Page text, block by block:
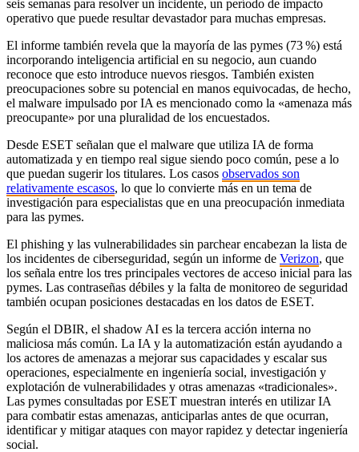
seis semanas para resolver un incidente, un período de impacto
operativo que puede resultar devastador para muchas empresas.
El informe también revela que la mayoría de las pymes (73 %) está
incorporando inteligencia artificial en su negocio, aun cuando
reconoce que esto introduce nuevos riesgos. También existen
preocupaciones sobre su potencial en manos equivocadas, de hecho,
el malware impulsado por IA es mencionado como la «amenaza más
preocupante» por una pluralidad de los encuestados.
Desde ESET señalan que el malware que utiliza IA de forma
automatizada y en tiempo real sigue siendo poco común, pese a lo
que puedan sugerir los titulares. Los casos observados son
relativamente escasos, lo que lo convierte más en un tema de
investigación para especialistas que en una preocupación inmediata
para las pymes.
El phishing y las vulnerabilidades sin parchear encabezan la lista de
los incidentes de ciberseguridad, según un informe de Verizon, que
los señala entre los tres principales vectores de acceso inicial para las
pymes. Las contraseñas débiles y la falta de monitoreo de seguridad
también ocupan posiciones destacadas en los datos de ESET.
Según el DBIR, el shadow AI es la tercera acción interna no
maliciosa más común. La IA y la automatización están ayudando a
los actores de amenazas a mejorar sus capacidades y escalar sus
operaciones, especialmente en ingeniería social, investigación y
explotación de vulnerabilidades y otras amenazas «tradicionales».
Las pymes consultadas por ESET muestran interés en utilizar IA
para combatir estas amenazas, anticiparlas antes de que ocurran,
identificar y mitigar ataques con mayor rapidez y detectar ingeniería
social.